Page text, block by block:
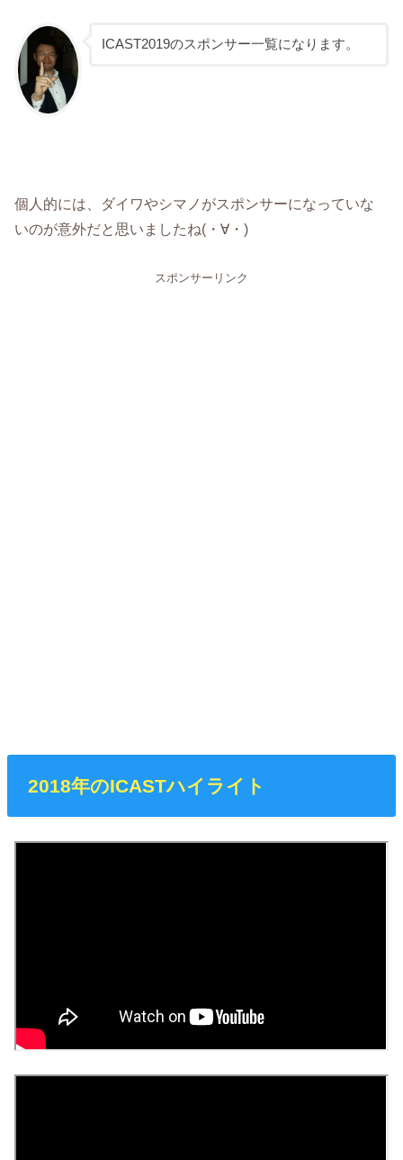
ICAST2019のスポンサー一覧になります。
個人的には、ダイワやシマノがスポンサーになっていな
いのが意外だと思いましたね(・∀・)
スポンサーリンク
2018年のICASTハイライト